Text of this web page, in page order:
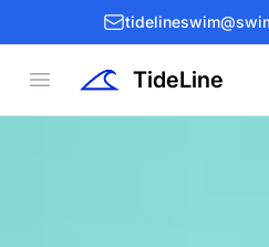
Open menu TideLine